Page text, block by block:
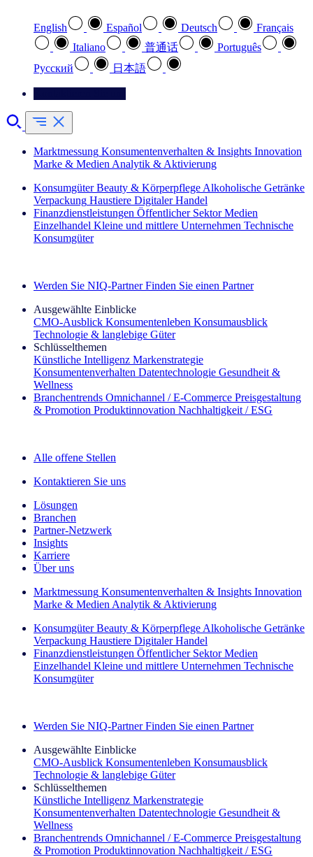
English Español Deutsch
Français
Italiano
普通话
Português
Pусский
日本語
Marktmessung Konsumentenverhalten & Insights Innovation
Marke & Medien Analytik & Aktivierung
Konsumgüter Beauty & Körperpflege Alkoholische Getränke
Verpackung Haustiere Digitaler Handel
Finanzdienstleistungen Öffentlicher Sektor Medien
Einzelhandel Kleine und mittlere Unternehmen Technische
Konsumgüter
Werden Sie NIQ-Partner Finden Sie einen Partner
Ausgewählte Einblicke
CMO‑Ausblick Konsumentenleben Konsumausblick
Technologie & langlebige Güter
Schlüsselthemen
Künstliche Intelligenz Markenstrategie
Konsumentenverhalten Datentechnologie Gesundheit &
Wellness
Branchentrends Omnichannel / E‑Commerce Preisgestaltung
& Promotion Produktinnovation Nachhaltigkeit / ESG
Alle offene Stellen
Kontaktieren Sie uns
Lösungen
Branchen
Partner-Netzwerk
Insights
Karriere
Über uns
Marktmessung Konsumentenverhalten & Insights Innovation
Marke & Medien Analytik & Aktivierung
Konsumgüter Beauty & Körperpflege Alkoholische Getränke
Verpackung Haustiere Digitaler Handel
Finanzdienstleistungen Öffentlicher Sektor Medien
Einzelhandel Kleine und mittlere Unternehmen Technische
Konsumgüter
Werden Sie NIQ-Partner Finden Sie einen Partner
Ausgewählte Einblicke
CMO‑Ausblick Konsumentenleben Konsumausblick
Technologie & langlebige Güter
Schlüsselthemen
Künstliche Intelligenz Markenstrategie
Konsumentenverhalten Datentechnologie Gesundheit &
Wellness
Branchentrends Omnichannel / E‑Commerce Preisgestaltung
& Promotion Produktinnovation Nachhaltigkeit / ESG